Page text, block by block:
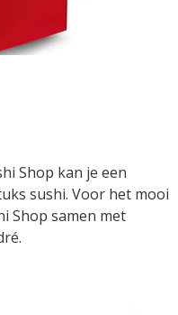
Shop kan je een
sushi. Voor het mooi
Shop samen met